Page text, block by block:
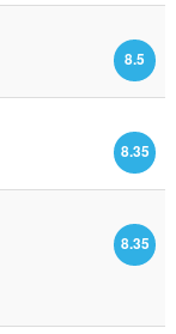
8.5
8.35
8.35